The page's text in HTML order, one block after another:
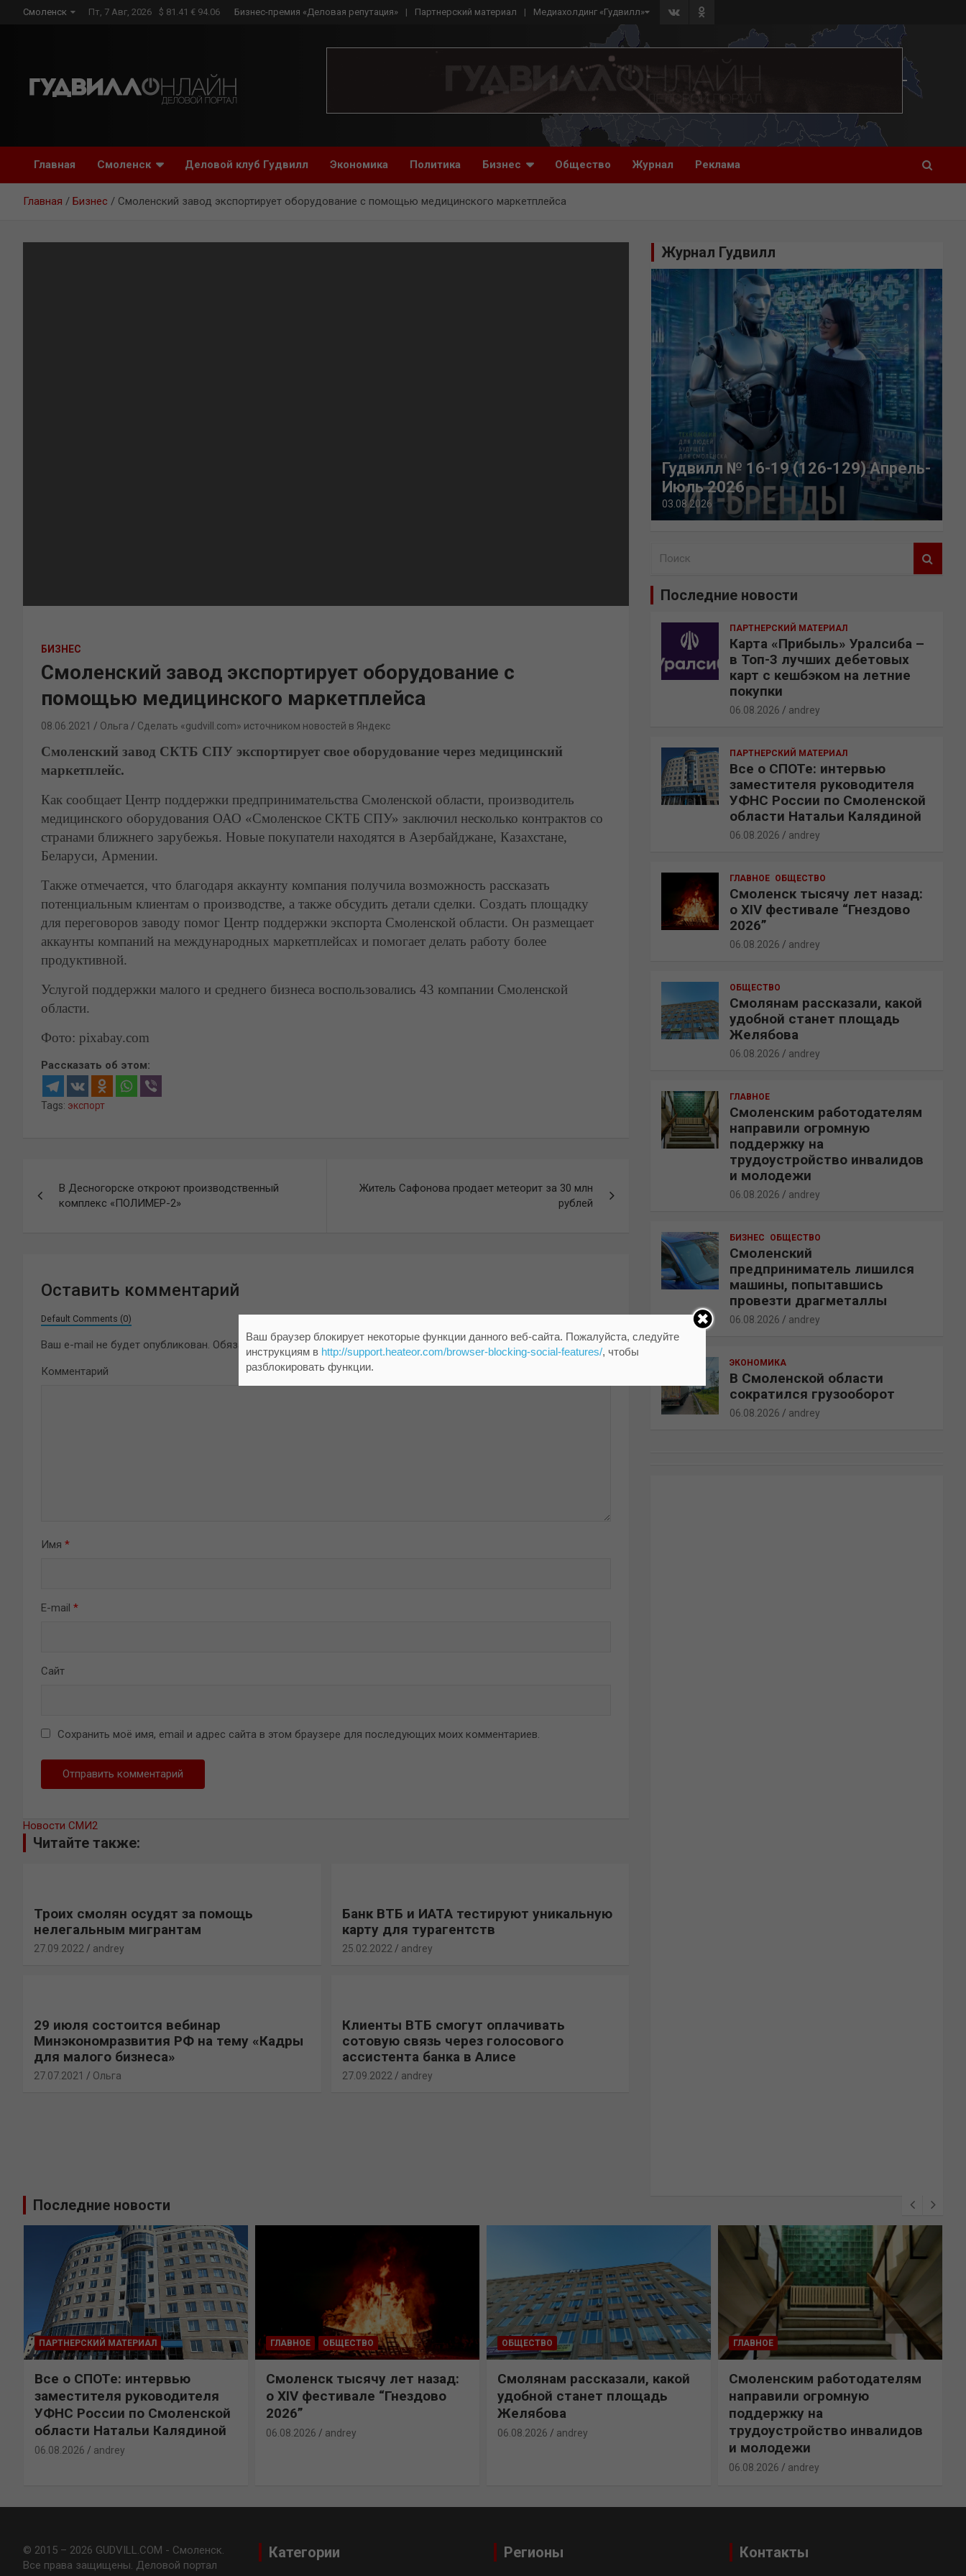
Смоленск Пт, 7 Авг, 2026 $ 81.41 € 94.06 Бизнес-премия «Деловая репутация» Партнерский материал Медиахолдинг «Гудвилл»
Главная Смоленск Деловой клуб Гудвилл Экономика Политика Бизнес Общество Журнал Реклама
Главная Бизнес Смоленский завод экспортирует оборудование с помощью медицинского маркетплейса
БИЗНЕС
Смоленский завод экспортирует оборудование с
помощью медицинского маркетплейса
08.06.2021 Ольга Сделать «gudvill.com» источником новостей в Яндекс
Смоленский завод СКТБ СПУ экспортирует свое оборудование через медицинский
маркетплейс.
Как сообщает Центр поддержки предпринимательства Смоленской области, производитель
медицинского оборудования ОАО «Смоленское СКТБ СПУ» заключил несколько контрактов со
странами ближнего зарубежья. Новые покупатели находятся в Азербайджане, Казахстане,
Беларуси, Армении.
Также отмечается, что благодаря аккаунту компания получила возможность рассказать
потенциальным клиентам о производстве, а также обсудить детали сделки. Создать площадку
для переговоров заводу помог Центр поддержки экспорта Смоленской области. Он размещает
аккаунты компаний на международных маркетплейсах и помогает делать работу более
продуктивной.
Услугой поддержки малого и среднего бизнеса воспользовались 43 компании Смоленской
области.
Фото: pixabay.com
Рассказать об этом:
Tags: экспорт
по
В Десногорске откроют производственный
комплекс «ПОЛИМЕР-2»
Житель Сафонова продает метеорит за 30 млн
рублей
Оставить комментарий
Default Comments (0)
Ваш e-mail не будет опубликован. Обязательные поля помечены *
Комментарий
Имя *
E-mail *
Сайт
Сохранить моё имя, email и адрес сайта в этом браузере для последующих моих комментариев.
Новости СМИ2
Читайте также:
Троих смолян осудят за помощь
нелегальным мигрантам
27.09.2022 andrey
Банк ВТБ и ИАТА тестируют уникальную
карту для турагентств
25.02.2022 andrey
29 июля состоится вебинар
Минэкономразвития РФ на тему «Кадры
для малого бизнеса»
27.07.2021 Ольга
Клиенты ВТБ смогут оплачивать
сотовую связь через голосового
ассистента банка в Алисе
27.09.2022 andrey
Журнал Гудвилл
Гудвилл № 16-19 (126-129) Апрель-
Июль 2026
03.08.2026
Последние новости
ПАРТНЕРСКИЙ МАТЕРИАЛ
Карта «Прибыль» Уралсиба –
в Топ-3 лучших дебетовых
карт с кешбэком на летние
покупки
06.08.2026 andrey
ПАРТНЕРСКИЙ МАТЕРИАЛ
Все о СПОТе: интервью
заместителя руководителя
УФНС России по Смоленской
области Натальи Калядиной
06.08.2026 andrey
ГЛАВНОЕ ОБЩЕСТВО
Смоленск тысячу лет назад:
о XIV фестивале “Гнездово
2026”
06.08.2026 andrey
ОБЩЕСТВО
Смолянам рассказали, какой
удобной станет площадь
Желябова
06.08.2026 andrey
ГЛАВНОЕ
Смоленским работодателям
направили огромную
поддержку на
трудоустройство инвалидов
и молодежи
06.08.2026 andrey
БИЗНЕС ОБЩЕСТВО
Смоленский
предприниматель лишился
машины, попытавшись
провезти драгметаллы
06.08.2026 andrey
ЭКОНОМИКА
В Смоленской области
сократился грузооборот
06.08.2026 andrey
Последние новости
ПАРТНЕРСКИЙ МАТЕРИАЛ
Все о СПОТе: интервью
заместителя руководителя
УФНС России по Смоленской
области Натальи Калядиной
06.08.2026 andrey
ГЛАВНОЕ ОБЩЕСТВО
Смоленск тысячу лет назад:
о XIV фестивале “Гнездово
2026”
06.08.2026 andrey
ОБЩЕСТВО
Смолянам рассказали, какой
удобной станет площадь
Желябова
06.08.2026 andrey
ГЛАВНОЕ
Смоленским работодателям
направили огромную
поддержку на
трудоустройство инвалидов
и молодежи
06.08.2026 andrey
© 2015 – 2026 GUDVILL.COM - Смоленск.
Все права защищены. Деловой портал
Категории Регионы Контакты
Ваш браузер блокирует некоторые функции данного веб-сайта. Пожалуйста, следуйте
инструкциям в http://support.heateor.com/browser-blocking-social-features/, чтобы
разблокировать функции.